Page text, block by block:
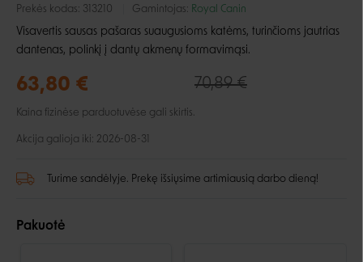
Prekės kodas: 313210 Gamintojas: Royal Canin
Visavertis sausas pašaras suaugusioms katėms, turinčioms jautrias
dantenas, polinkį į dantų akmenų formavimąsi.
63,80 € 70,89 €
Kaina fizinėse parduotuvėse gali skirtis.
Akcija galioja iki: 2026-08-31
Turime sandėlyje. Prekę išsiųsime artimiausią darbo dieną!
Pakuotė